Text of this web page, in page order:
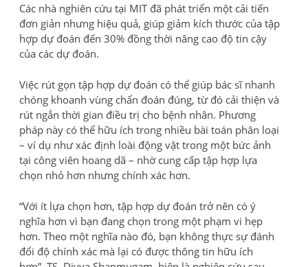
Các nhà nghiên cứu tại MIT đã phát triển một cải tiến
đơn giản nhưng hiệu quả, giúp giảm kích thước của tập
hợp dự đoán đến 30% đồng thời nâng cao độ tin cậy
của các dự đoán.
Việc rút gọn tập hợp dự đoán có thể giúp bác sĩ nhanh
chóng khoanh vùng chẩn đoán đúng, từ đó cải thiện và
rút ngắn thời gian điều trị cho bệnh nhân. Phương
pháp này có thể hữu ích trong nhiều bài toán phân loại
– ví dụ như xác định loài động vật trong một bức ảnh
tại công viên hoang dã – nhờ cung cấp tập hợp lựa
chọn nhỏ hơn nhưng chính xác hơn.
“Với ít lựa chọn hơn, tập hợp dự đoán trở nên có ý
nghĩa hơn vì bạn đang chọn trong một phạm vi hẹp
hơn. Theo một nghĩa nào đó, bạn không thực sự đánh
đổi độ chính xác mà lại có được thông tin hữu ích